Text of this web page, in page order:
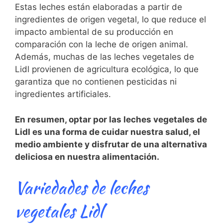
Estas leches están elaboradas ​a⁤ partir ⁣de
ingredientes‌ de ​origen vegetal, lo que reduce el
impacto ambiental de su producción en
comparación con la leche de origen animal.⁤
Además,⁢ muchas de las leches vegetales ‌de⁢
Lidl provienen de agricultura ecológica, lo⁤ que
garantiza que‌ no contienen pesticidas ni
‌ingredientes artificiales.
En resumen, optar por las​ leches vegetales de
Lidl es una forma de ‍cuidar⁢ nuestra ​salud, el
medio ambiente y disfrutar de una alternativa‌
deliciosa en nuestra ‌alimentación.
Variedades de leches
vegetales Lidl